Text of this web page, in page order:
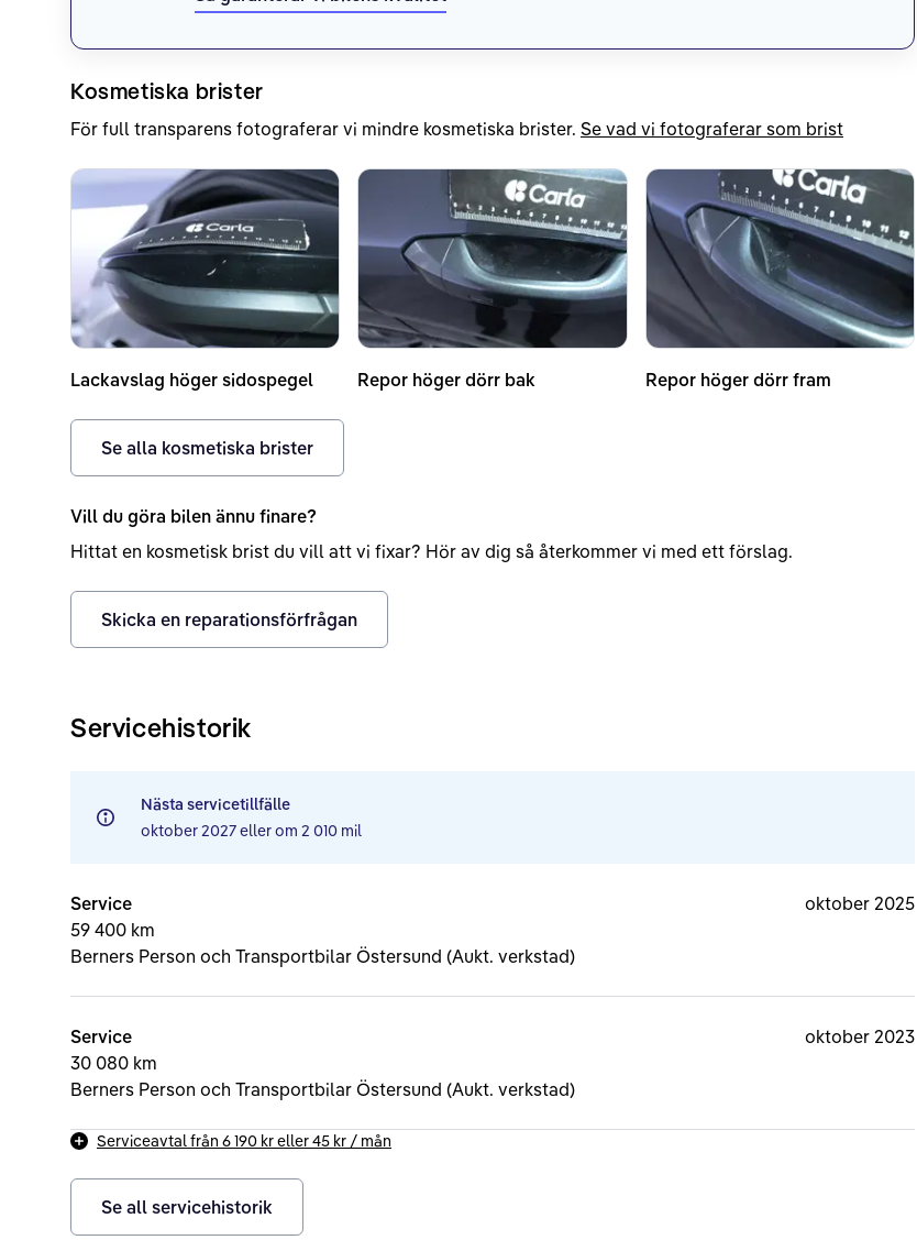
Kosmetiska brister
För full transparens fotograferar vi mindre kosmetiska brister. Se vad vi fotograferar som brist
Lackavslag höger sidospegel Repor höger dörr bak Repor höger dörr fram
Se alla kosmetiska brister
Vill du göra bilen ännu finare?
Hittat en kosmetisk brist du vill att vi fixar? Hör av dig så återkommer vi med ett förslag.
Skicka en reparationsförfrågan
Servicehistorik
Nästa servicetillfälle
oktober 2027eller om 2 010 mil
Service
59 400 km
Berners Person och Transportbilar Östersund (Aukt. verkstad)
oktober 2025
Service
30 080 km
Berners Person och Transportbilar Östersund (Aukt. verkstad)
oktober 2023
Serviceavtal från 6 190 kreller45 kr / mån
Se all servicehistorik